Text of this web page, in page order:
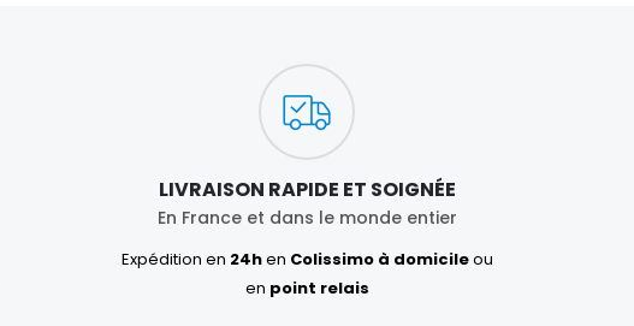
LIVRAISON RAPIDE ET SOIGNÉE
En France et dans le monde entier
Expédition en 24hen Colissimo à domicileou
en point relais